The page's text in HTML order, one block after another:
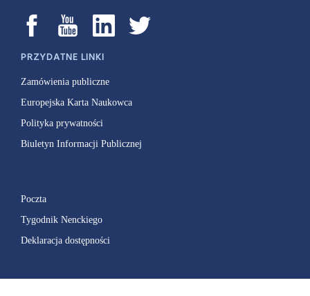
PRZYDATNE LINKI
Zamówienia publiczne
Europejska Karta Naukowca
Polityka prywatności
Biuletyn Informacji Publicznej
Poczta
Tygodnik Nenckiego
Deklaracja dostępności